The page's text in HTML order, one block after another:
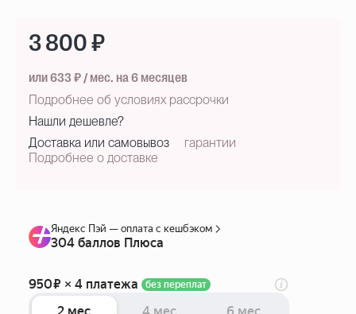
3 800 ₽
или 633 ₽ / мес. на 6 месяцев
Подробнее об условиях рассрочки
Нашли дешевле?
Доставка или самовывоз
Подробнее о доставке
гарантии